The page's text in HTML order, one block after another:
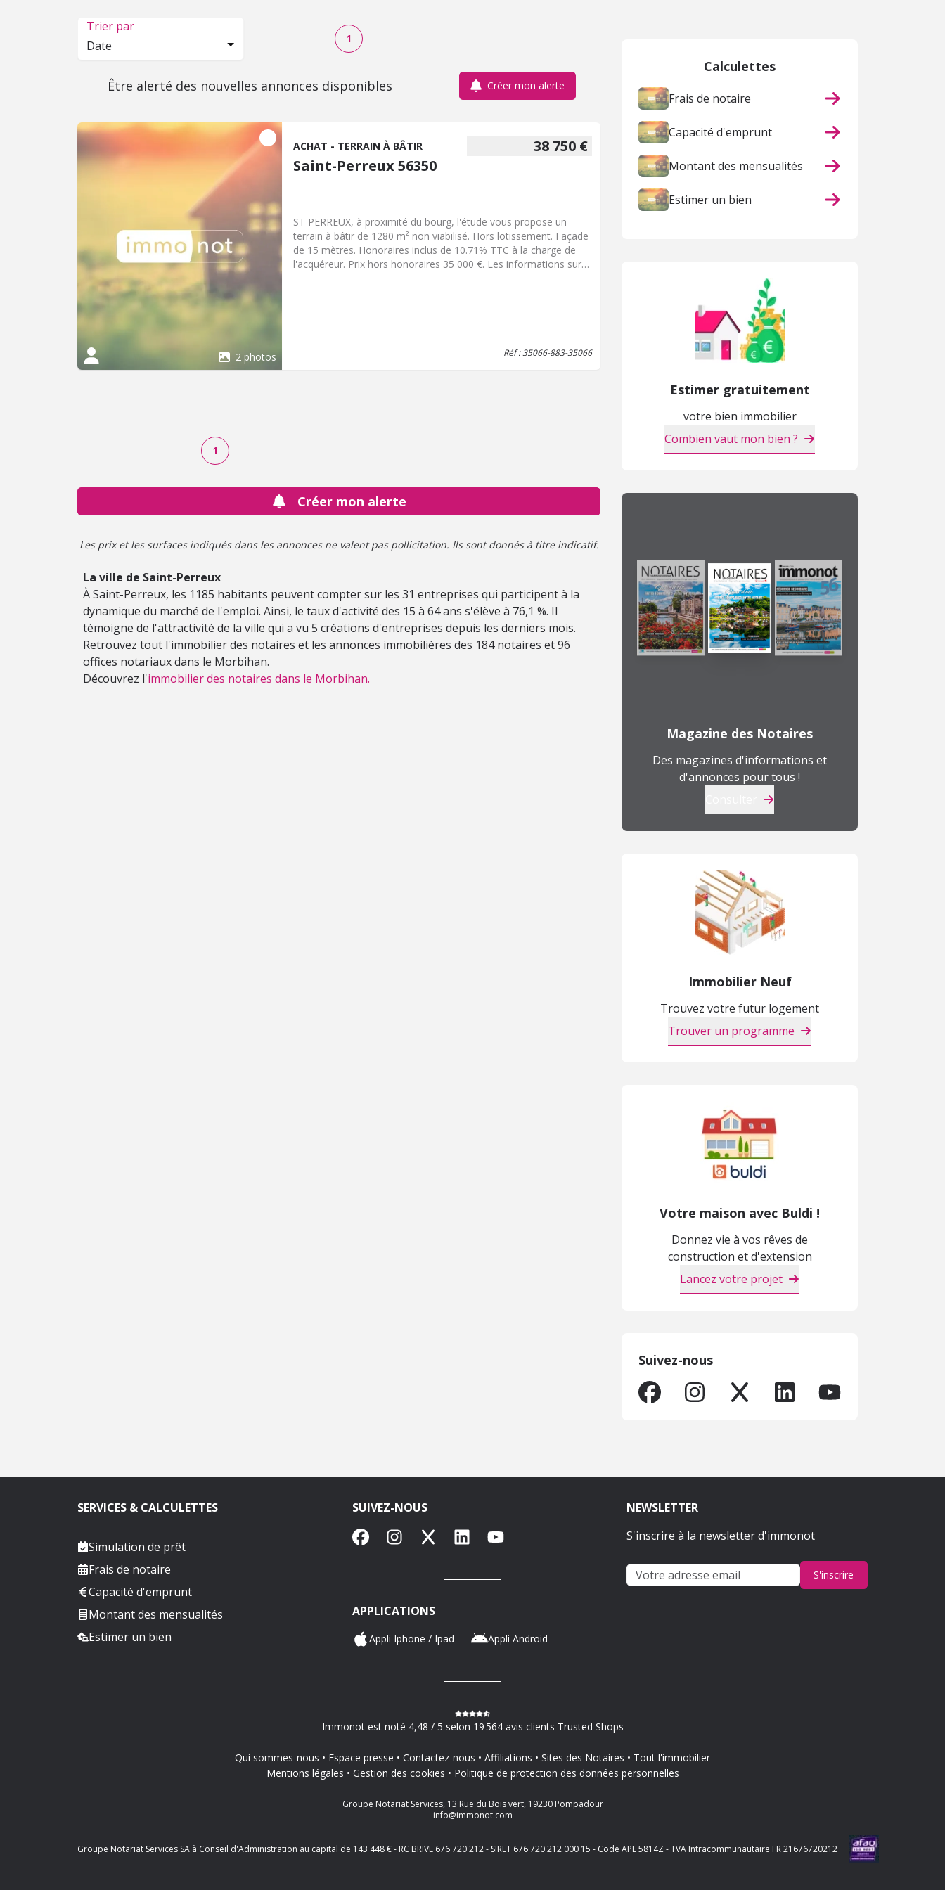
Trier par
Date
1
Être alerté des nouvelles annonces disponibles Créer mon alerte
2 photos
38 750 €
ACHAT - TERRAIN À BÂTIR
Saint-Perreux 56350
ST PERREUX, à proximité du bourg, l'étude vous propose un
terrain à bâtir de 1280 m² non viabilisé. Hors lotissement. Façade
de 15 mètres. Honoraires inclus de 10.71% TTC à la charge de
l'acquéreur. Prix hors honoraires 35 000 €. Les informations sur
Réf : 35066-883-35066
1
Créer mon alerte
Les prix et les surfaces indiqués dans les annonces ne valent pas pollicitation. Ils sont donnés à titre indicatif.
La ville de Saint-Perreux
À Saint-Perreux, les 1185 habitants peuvent compter sur les 31 entreprises qui participent à la
dynamique du marché de l'emploi. Ainsi, le taux d'activité des 15 à 64 ans s'élève à 76,1 %. Il
témoigne de l'attractivité de la ville qui a vu 5 créations d'entreprises depuis les derniers mois.
Retrouvez tout l'immobilier des notaires et les annonces immobilières des 184 notaires et 96
offices notariaux dans le Morbihan.
Découvrez l'immobilier des notaires dans le Morbihan.
Calculettes
Frais de notaire
Capacité d'emprunt
Montant des mensualités
Estimer un bien
Estimer gratuitement
votre bien immobilier
Combien vaut mon bien ?
Magazine des Notaires
Des magazines d'informations et
d'annonces pour tous !
Immobilier Neuf
Trouvez votre futur logement
Trouver un programme
Votre maison avec Buldi !
Donnez vie à vos rêves de
construction et d'extension
Lancez votre projet
Suivez-nous
SERVICES & CALCULETTES
Simulation de prêt
Frais de notaire
Capacité d'emprunt
Montant des mensualités
Estimer un bien
SUIVEZ-NOUS
FacebookInstagram
X LinkedInYouTube
APPLICATIONS
Appli Iphone / Ipad Appli Android
NEWSLETTER
S'inscrire à la newsletter d'immonot
S'inscrire
Immonot est noté 4,48 / 5 selon 19 564 avis clients Trusted Shops
Qui sommes-nous Espace presse Contactez-nous Affiliations Sites des Notaires
Tout l'immobilier
Mentions légales
Gestion des cookies Politique de protection des données personnelles
Groupe Notariat Services, 13 Rue du Bois vert, 19230 Pompadour
info@immonot.com
Groupe Notariat Services SA à Conseil d'Administration au capital de 143 448 € - RC BRIVE 676 720 212 - SIRET 676 720 212 000 15 - Code APE 5814Z - TVA Intracommunautaire FR 21676720212